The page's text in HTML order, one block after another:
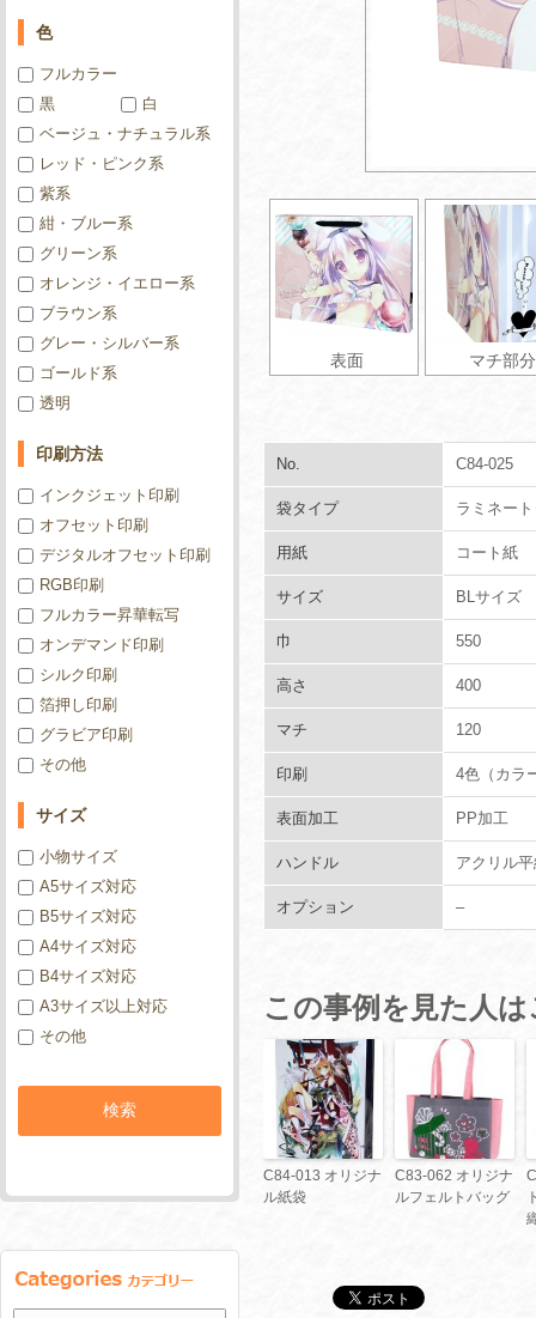
表面 マチ部分
No. C84-025
袋タイプ ラミネー
用紙 コート紙
サイズ BLサイズ
巾 550
高さ 400
マチ 120
印刷 4色（カラ
表面加工 PP加工
ハンドル アクリル
オプション –
この事例を見た人
C84-013 オリジナ
ル紙袋
C83-062 オリジナ
ルフェルトバッグ
色
フルカラー
黒
白
ベージュ・ナチュラル系
レッド・ピンク系
紫系
紺・ブルー系
グリーン系
オレンジ・イエロー系
ブラウン系
グレー・シルバー系
ゴールド系
透明
印刷方法
インクジェット印刷
オフセット印刷
デジタルオフセット印刷
RGB印刷
フルカラー昇華転写
オンデマンド印刷
シルク印刷
箔押し印刷
グラビア印刷
その他
サイズ
小物サイズ
A5サイズ対応
B5サイズ対応
A4サイズ対応
B4サイズ対応
A3サイズ以上対応
その他